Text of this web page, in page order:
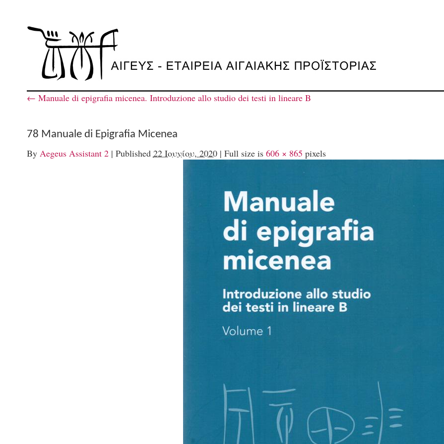
← Manuale di epigrafia micenea. Introduzione allo studio dei testi in lineare B
78 Manuale di Epigrafia Micenea
By Aegeus Assistant 2 | Published 22 Ιουνίου, 2020 | Full size is 606 × 865 pixels